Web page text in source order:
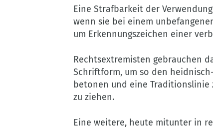
Verfassungsschutz
Brandenburg
Eine Strafbarkeit der
wenn sie bei einem
um Erkennungszeichen einer
Rechtsextremisten gebrauchen
Schriftform, um so den
betonen und eine Traditionslinie
zu ziehen.
Eine weitere, heute mitunter in